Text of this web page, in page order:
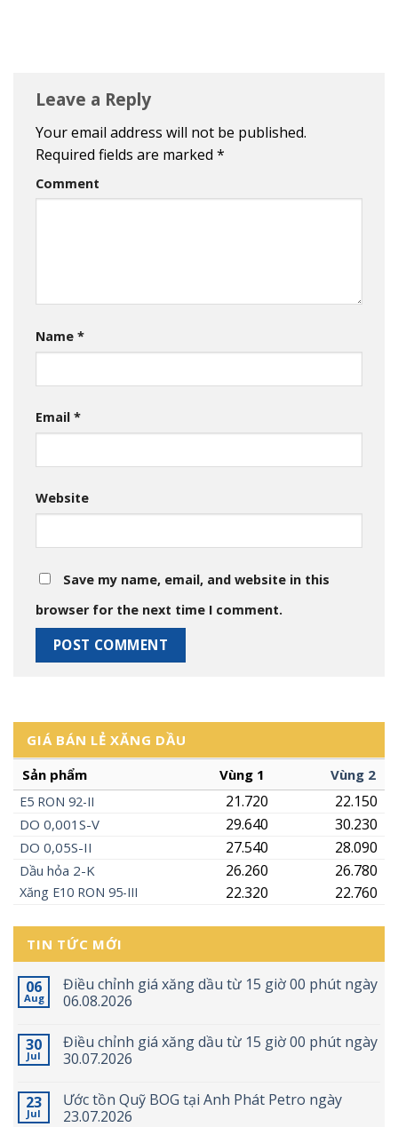
GIÁ BÁN LẺ XĂNG DẦU
Sản phẩm
Vùng 1 Vùng 2
E5 RON 92-II 22.150
21.720
DO 0,001S-V 30.230
29.640
DO 0,05S-II 28.090
27.540
Dầu hỏa 2-K 26.780
26.260
Xăng E10 RON 95-III 22.760
22.320
TIN TỨC MỚI
06
Aug
Điều chỉnh giá xăng dầu từ 15 giờ 00 phút ngày
06.08.2026
30
Jul
Điều chỉnh giá xăng dầu từ 15 giờ 00 phút ngày
30.07.2026
23
Jul
Ước tồn Quỹ BOG tại Anh Phát Petro ngày
23.07.2026
Leave a Reply
Your email address will not be published.
Required fields are marked *
Comment
Name *
Email *
Website
Save my name, email, and website in this
browser for the next time I comment.